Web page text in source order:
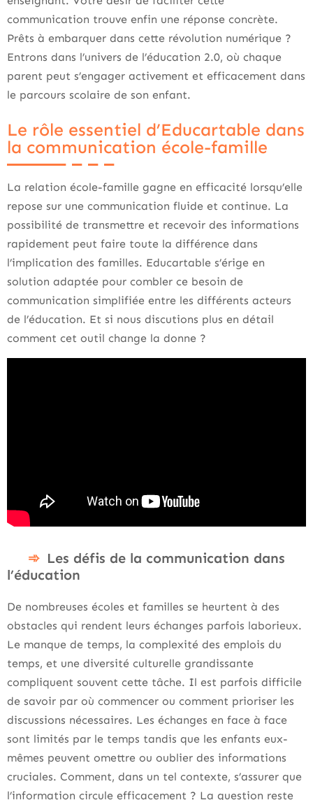
communication trouve enfin une réponse concrète.
Prêts à embarquer dans cette révolution numérique ?
Entrons dans l’univers de l’éducation 2.0, où chaque
parent peut s’engager activement et efficacement dans
le parcours scolaire de son enfant.
Le rôle essentiel d’Educartable dans
la communication école-famille
La relation école-famille gagne en efficacité lorsqu’elle
repose sur une communication fluide et continue. La
possibilité de transmettre et recevoir des informations
rapidement peut faire toute la différence dans
l’implication des familles. Educartable s’érige en
solution adaptée pour combler ce besoin de
communication simplifiée entre les différents acteurs
de l’éducation. Et si nous discutions plus en détail
comment cet outil change la donne ?
Les défis de la communication dans
l’éducation
De nombreuses écoles et familles se heurtent à des
obstacles qui rendent leurs échanges parfois laborieux.
Le manque de temps, la complexité des emplois du
temps, et une diversité culturelle grandissante
compliquent souvent cette tâche. Il est parfois difficile
de savoir par où commencer ou comment prioriser les
discussions nécessaires. Les échanges en face à face
sont limités par le temps tandis que les enfants eux-
mêmes peuvent omettre ou oublier des informations
cruciales. Comment, dans un tel contexte, s’assurer que
l’information circule efficacement ? La question reste